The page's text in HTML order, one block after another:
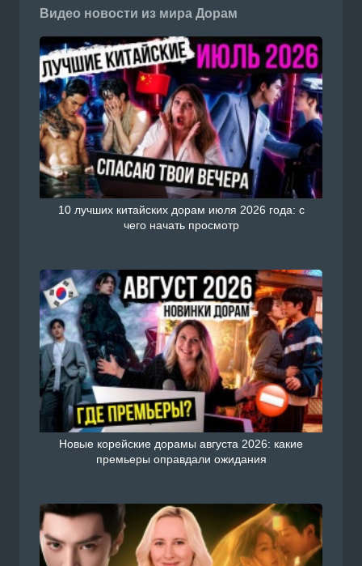
Смотреть Южнокорейский
которые распускаются по
с русской озвучкой онлайн
doramiru.com
Скрытый бог 1 - 40
Смотреть Китайский
с русской озвучкой онлайн
doramiru.com
Смотреть Китайский
есть сегодня / Мой босс с
н на сайте Doramiru.com
doramiru.com
Видео новости из мира Дорам
10 лучших китайских дорам июля 2026 года: с
чего начать просмотр
Новые корейские дорамы августа 2026: какие
премьеры оправдали ожидания